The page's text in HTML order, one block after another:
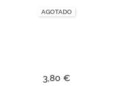
AGOTADO
3,80 €